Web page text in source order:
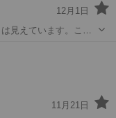
12月1日
は見えています。この
11月21日